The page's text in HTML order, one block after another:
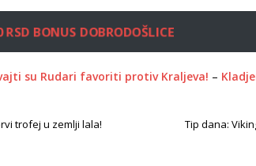
BONUS DOBRODOŠLICE
su Rudari favoriti protiv Kraljeva! –
trofej u zemlji lala!
Tip dana: